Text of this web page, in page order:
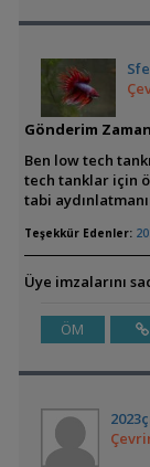
Gönderim
Ben low tech
tech tanklar için
tabi
Teşekkür Edenler:
Üye imzalarını
ÖM